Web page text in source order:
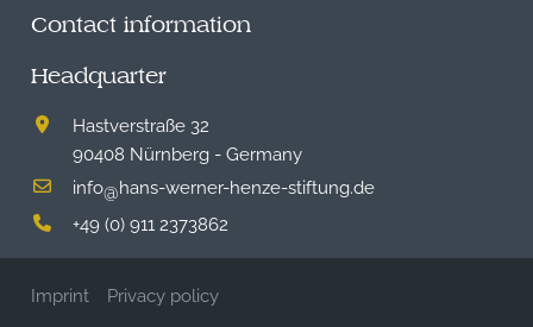
Contact information
Headquarter
Hastverstraße 32
90408 Nürnberg - Germany
info@hans-werner-henze-stiftung.de
+49 (0) 911 2373862
Imprint Privacy policy